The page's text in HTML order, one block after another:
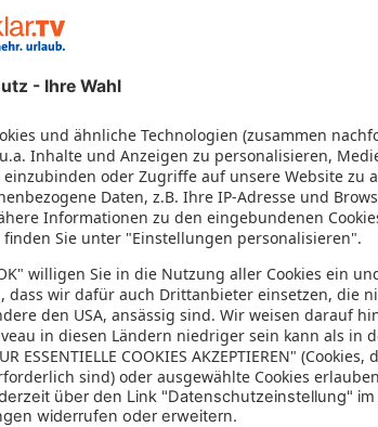
Paket kombiniert werden – das spart Zeit und